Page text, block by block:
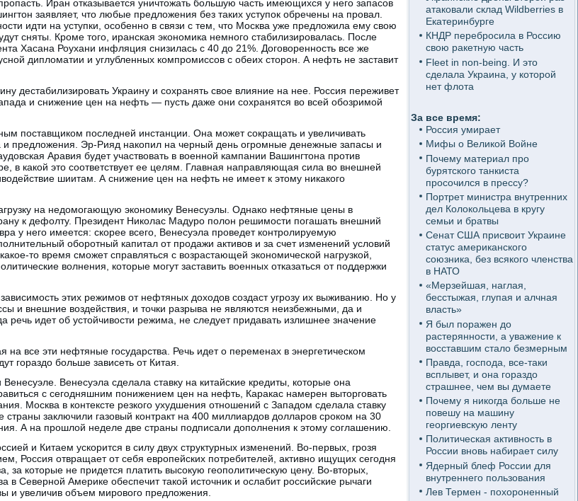
Иран отказывается уничтожать большую часть имеющихся у него запасов
заявляет, что любые предложения без таких уступок обречены на провал.
идти на уступки, особенно в связи с тем, что Москва уже предложила ему свою
сняты. Кроме того, иранская экономика немного стабилизировалась. После
Хасана Роухани инфляция снизилась с 40 до 21%. Договоренность все же
дипломатии и углубленных компромиссов с обеих сторон. А нефть не заставит
дестабилизировать Украину и сохранять свое влияние на нее. Россия переживет
и снижение цен на нефть — пусть даже они сохранятся во всей обозримой
поставщиком последней инстанции. Она может сокращать и увеличивать
предложения. Эр-Рияд накопил на черный день огромные денежные запасы и
Аравия будет участвовать в военной кампании Вашингтона против
в какой это соответствует ее целям. Главная направляющая сила во внешней
шиитам. А снижение цен на нефть не имеет к этому никакого
на недомогающую экономику Венесуэлы. Однако нефтяные цены в
к дефолту. Президент Николас Мадуро полон решимости погашать внешний
у него имеется: скорее всего, Венесуэла проведет контролируемую
оборотный капитал от продажи активов и за счет изменений условий
то время сможет справляться с возрастающей экономической нагрузкой,
волнения, которые могут заставить военных отказаться от поддержки
этих режимов от нефтяных доходов создаст угрозу их выживанию. Но у
и внешние воздействия, и точки разрыва не являются неизбежными, да и
речь идет об устойчивости режима, не следует придавать излишнее значение
все эти нефтяные государства. Речь идет о переменах в энергетическом
гораздо больше зависеть от Китая.
Венесуэла сделала ставку на китайские кредиты, которые она
с сегодняшним понижением цен на нефть, Каракас намерен выторговать
Москва в контексте резкого ухудшения отношений с Западом сделала ставку
заключили газовый контракт на 400 миллиардов долларов сроком на 30
А на прошлой неделе две страны подписали дополнения к этому соглашению.
и Китаем ускорится в силу двух структурных изменений. Во-первых, грозя
Россия отвращает от себя европейских потребителей, активно ищущих сегодня
за которые не придется платить высокую геополитическую цену. Во-вторых,
в Северной Америке обеспечит такой источник и ослабит российские рычаги
и увеличив объем мирового предложения.
атаковали склад Wildberries в
Екатеринбурге
КНДР перебросила в Россию
свою ракетную часть
Fleet in non-being. И это
сделала Украина, у которой
нет флота
За все время:
Россия умирает
Мифы о Великой Войне
Почему материал про
бурятского танкиста
просочился в прессу?
Портрет министра внутренних
дел Колокольцева в кругу
семьи и братвы
Сенат США присвоит Украине
статус американского
союзника, без всякого членства
в НАТО
«Мерзейшая, наглая,
бесстыжая, глупая и алчная
власть»
Я был поражен до
растерянности, а уважение к
восставшим стало безмерным
Правда, господа, все-таки
всплывет, и она гораздо
страшнее, чем вы думаете
Почему я никогда больше не
повешу на машину
георгиевскую ленту
Политическая активность в
России вновь набирает силу
Ядерный блеф России для
внутреннего пользования
Лев Термен - похороненный